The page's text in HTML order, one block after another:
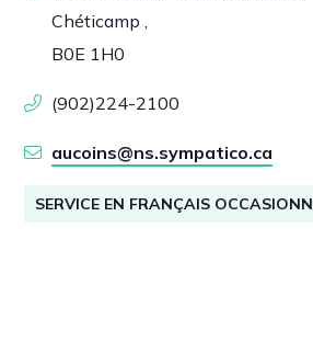
Chéticamp ,
B0E 1H0
(902)224-2100
aucoins@ns.sympatico.ca
SERVICE EN FRANÇAIS